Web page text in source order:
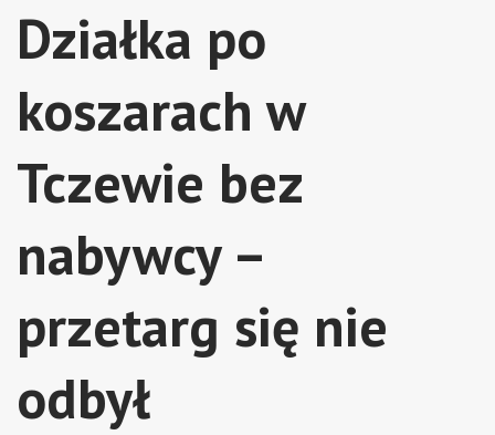
Działka po
koszarach w
Tczewie bez
nabywcy –
przetarg się nie
odbył